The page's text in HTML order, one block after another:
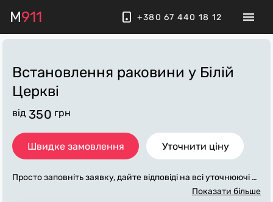
M911 +380 67 440 18 12
Встановлення раковини у Білій
Церкві
від 350 грн
Швидке замовлення Уточнити ціну
Просто заповніть заявку, дайте відповіді на всі уточнюючі за
питання по «встановлення раковини». Ми зв'яжемося з ва
Показати більше